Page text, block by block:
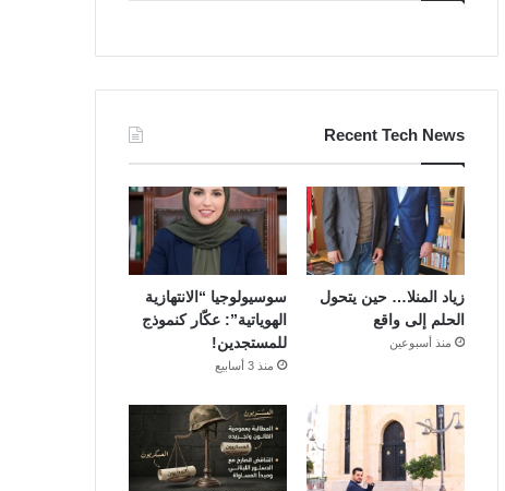
Recent Tech News
زياد المنلا… حين يتحول
الحلم إلى واقع
منذ أسبوعين
سوسيولوجيا “الانتهازية
الهوياتية”: عكّار كنموذج
للمستجدين!
منذ 3 أسابيع